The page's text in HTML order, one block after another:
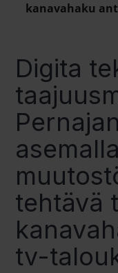
kanavahaku
Digita
tehtävä
tv-